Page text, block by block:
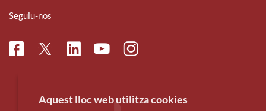
Seguiu-nos
FacebookTwitterLinkedinYoutubeInstagram
Aquest lloc web utilitza cookies